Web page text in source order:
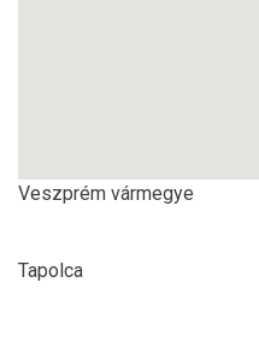
Veszprém vármegye
Tapolca